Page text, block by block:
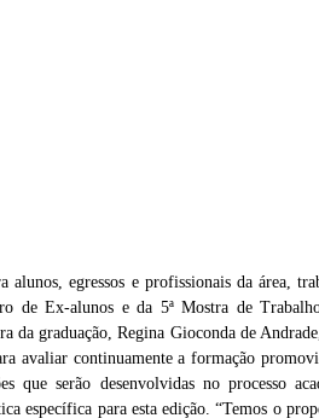
egressos e profissionais da área,
de Ex-alunos e da 5ª Mostra de
da graduação, Regina Gioconda de
avaliar continuamente a formação
que serão desenvolvidas no processo
específica para esta edição. “Temos o